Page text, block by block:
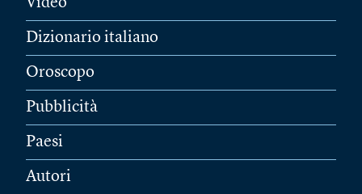
Video
Dizionario italiano
Oroscopo
Pubblicità
Paesi
Autori